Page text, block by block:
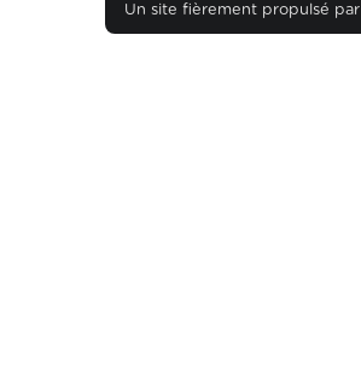
Un site fièrement propulsé par